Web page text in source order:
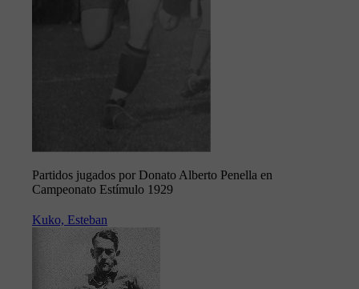
Partidos jugados por Donato Alberto Penella en
Campeonato Estímulo 1929
Kuko, Esteban